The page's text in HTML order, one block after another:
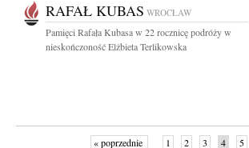
RAFAŁ KUBAS WROCŁAW
Pamięci Rafała Kubasa w 22 rocznicę podróży w
nieskończoność Elżbieta Terlikowska
« poprzednie 1 2 3 4 5